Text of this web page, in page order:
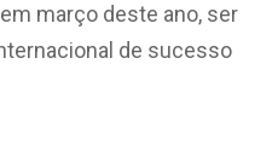
março deste ano, ser
de sucesso